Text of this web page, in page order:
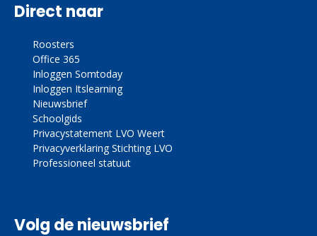
Direct naar
Roosters
Office 365
Inloggen Somtoday
Inloggen Itslearning
Nieuwsbrief
Schoolgids
Privacystatement LVO Weert
Privacyverklaring Stichting LVO
Professioneel statuut
Volg de nieuwsbrief